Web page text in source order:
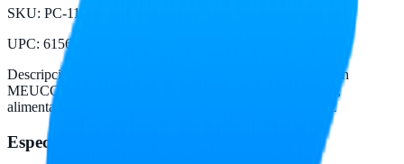
SKU: PC-117223
UPC: 615604117223
Descripción del fabricante:
Audífono manos libres bluetooth
MEUCCI - PC-117223 PERFECTCHOICE manos libres,
alimentación de 5Vcc 1A, trasmisión inalámbrica 2.4GHz
Especificaciones